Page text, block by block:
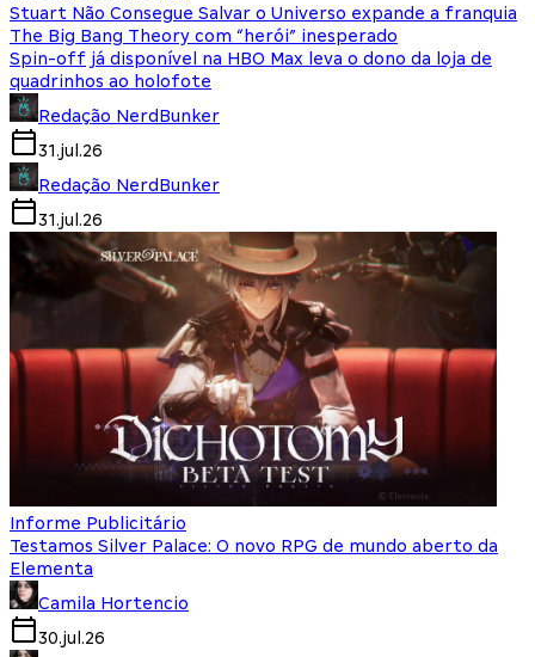
Stuart Não Consegue Salvar o Universo expande a franquia
The Big Bang Theory com “herói” inesperado
Spin-off já disponível na HBO Max leva o dono da loja de
quadrinhos ao holofote
Redação NerdBunker
31.jul.26
Redação NerdBunker
31.jul.26
Informe Publicitário
Testamos Silver Palace: O novo RPG de mundo aberto da
Elementa
Camila Hortencio
30.jul.26